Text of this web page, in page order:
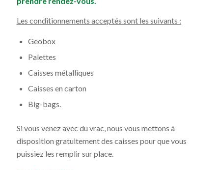
Les conditionnements acceptés sont les suivants :
Geobox
Palettes
Caisses métalliques
Caisses en carton
Big-bags.
Si vous venez avec du vrac, nous vous mettons à
disposition gratuitement des caisses pour que vous
puissiez les remplir sur place.